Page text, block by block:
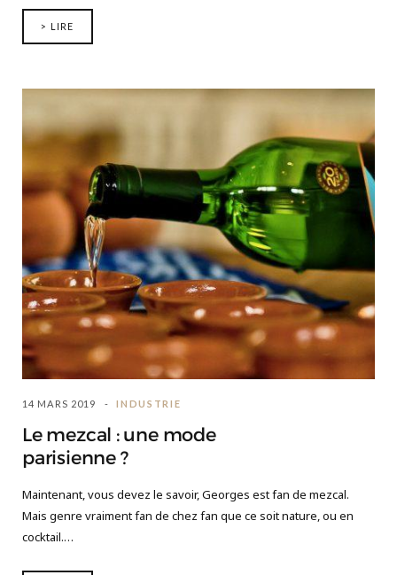
> LIRE
14 MARS 2019 INDUSTRIE
Le mezcal : une mode
parisienne ?
Maintenant, vous devez le savoir, Georges est fan de mezcal.
Mais genre vraiment fan de chez fan que ce soit nature, ou en
cocktail.…